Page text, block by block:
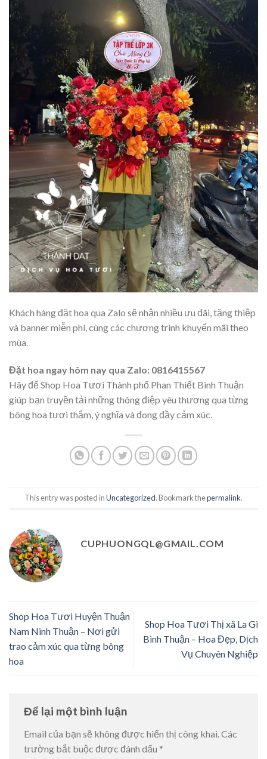
Khách hàng đặt hoa qua Zalo sẽ nhận nhiều ưu đãi, tặng thiệp
và banner miễn phí, cùng các chương trình khuyến mãi theo
mùa.
Đặt hoa ngay hôm nay qua Zalo: 0816415567
Hãy để Shop Hoa Tươi Thành phố Phan Thiết Bình Thuận
giúp bạn truyền tải những thông điệp yêu thương qua từng
bông hoa tươi thắm, ý nghĩa và đong đầy cảm xúc.
This entry was posted inUncategorized. Bookmark thepermalink.
CUPHUONGQL@GMAIL.COM
Shop Hoa Tươi Huyện Thuận
Nam Ninh Thuận – Nơi gửi
trao cảm xúc qua từng bông
hoa
Shop Hoa Tươi Thị xã La Gi
Bình Thuận – Hoa Đẹp, Dịch
Vụ Chuyên Nghiệp
Để lại một bình luận
Email của bạn sẽ không được hiển thị công khai.Các
trường bắt buộc được đánh dấu *